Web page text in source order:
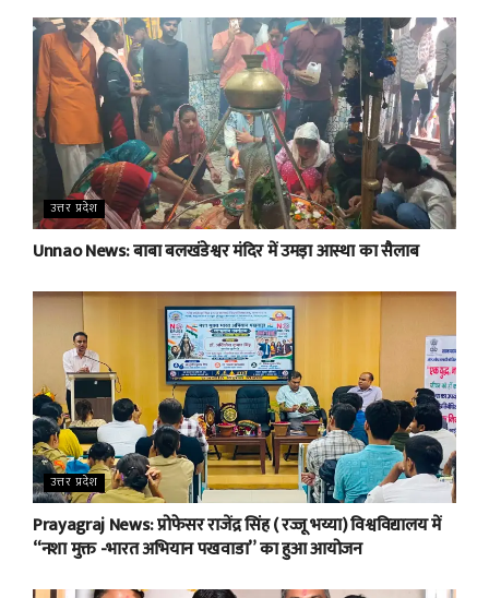
उत्तर प्रदेश
Unnao News: बाबा बलखंडेश्वर मंदिर में उमड़ा आस्था का सैलाब
उत्तर प्रदेश
Prayagraj News: प्रोफेसर राजेंद्र सिंह ( रज्जू भय्या) विश्वविद्यालय में
“नशा मुक्त -भारत अभियान पखवाडा” का हुआ आयोजन